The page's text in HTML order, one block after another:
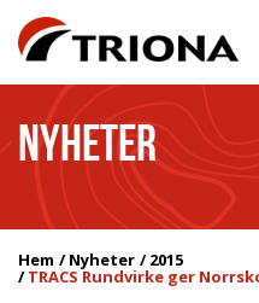
NYHETER
Hem Nyheter 2015
TRACS Rundvirke ger